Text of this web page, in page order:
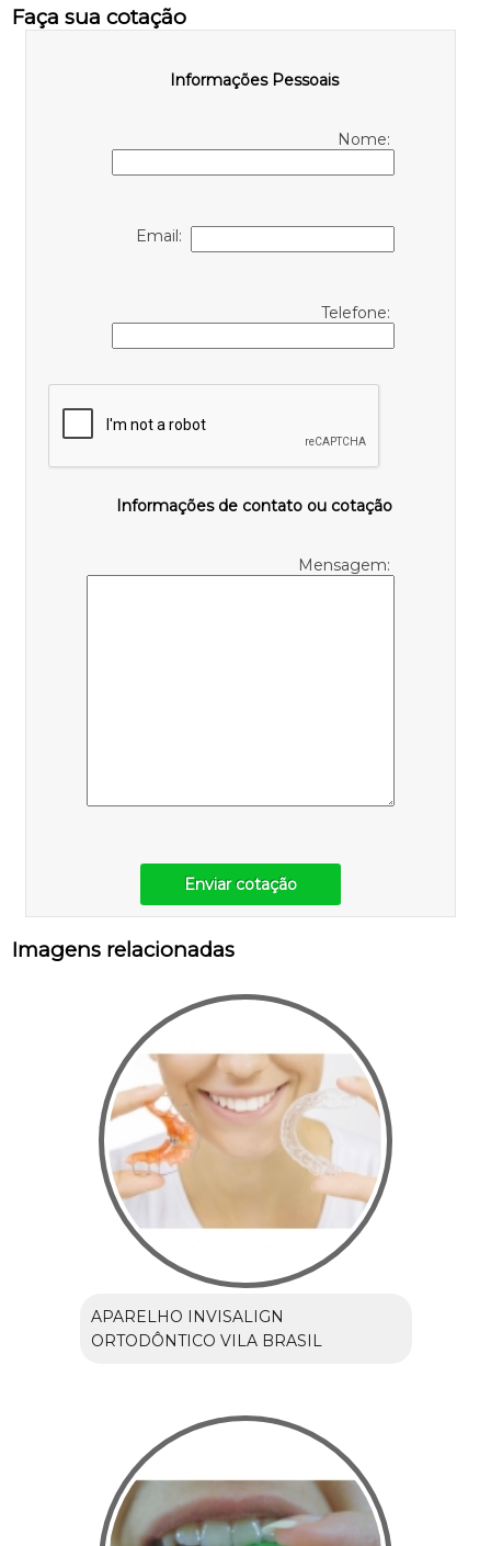
Faça sua cotação
Informações Pessoais
Nome:
Email:
Telefone:
Informações de contato ou cotação
Mensagem:
Enviar cotação
Imagens relacionadas
APARELHO INVISALIGN
ORTODÔNTICO VILA BRASIL